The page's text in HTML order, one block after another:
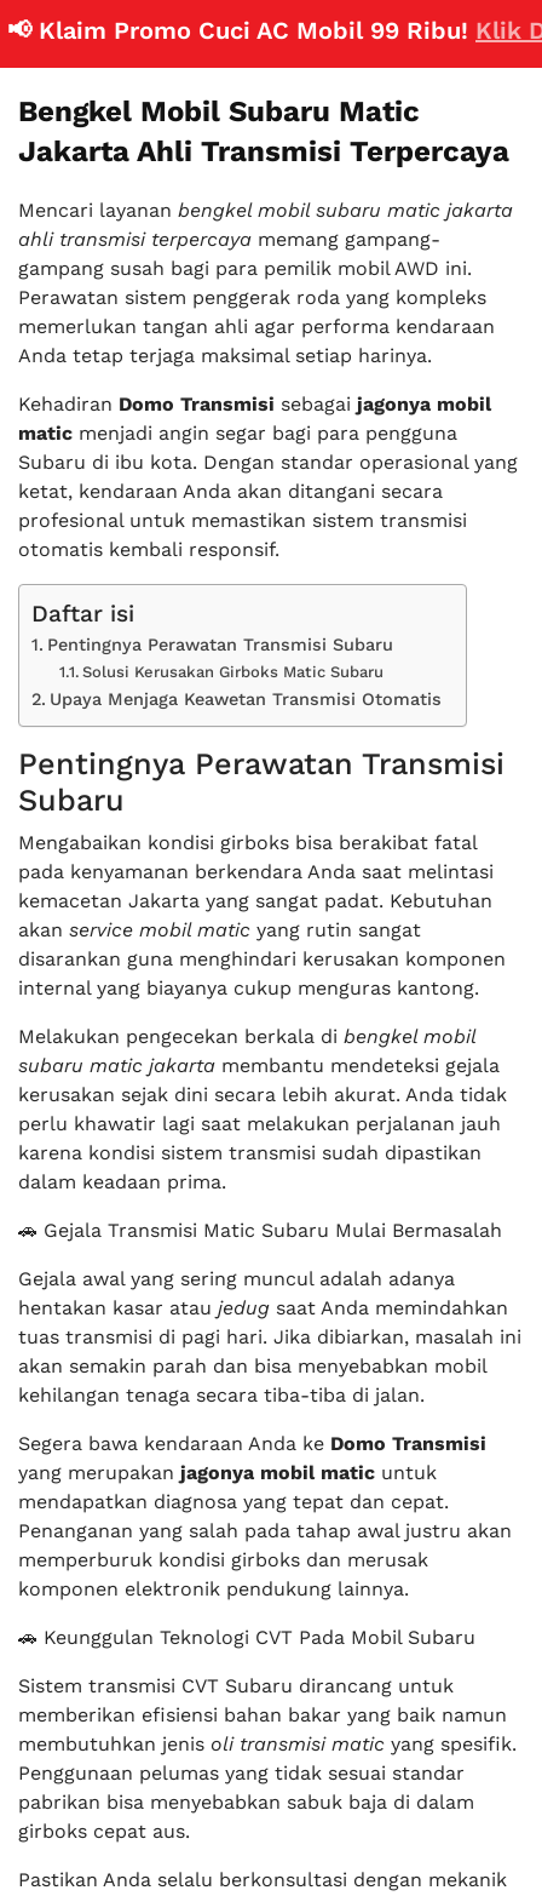
Klaim Promo Cuci AC Mobil 99 Ribu!Klik
Bengkel Mobil Subaru Matic
Jakarta Ahli Transmisi Terpercaya
Mencari layanan bengkel mobil subaru matic jakarta
ahli transmisi terpercaya memang gampang-
gampang susah bagi para pemilik mobil AWD ini.
Perawatan sistem penggerak roda yang kompleks
memerlukan tangan ahli agar performa kendaraan
Anda tetap terjaga maksimal setiap harinya.
Kehadiran Domo Transmisi sebagai jagonya mobil
matic menjadi angin segar bagi para pengguna
Subaru di ibu kota. Dengan standar operasional yang
ketat, kendaraan Anda akan ditangani secara
profesional untuk memastikan sistem transmisi
otomatis kembali responsif.
Daftar isi
Pentingnya Perawatan Transmisi Subaru
Solusi Kerusakan Girboks Matic Subaru
Upaya Menjaga Keawetan Transmisi Otomatis
Pentingnya Perawatan Transmisi
Subaru
Mengabaikan kondisi girboks bisa berakibat fatal
pada kenyamanan berkendara Anda saat melintasi
kemacetan Jakarta yang sangat padat. Kebutuhan
akan service mobil matic yang rutin sangat
disarankan guna menghindari kerusakan komponen
internal yang biayanya cukup menguras kantong.
Melakukan pengecekan berkala di bengkel mobil
subaru matic jakarta membantu mendeteksi gejala
kerusakan sejak dini secara lebih akurat. Anda tidak
perlu khawatir lagi saat melakukan perjalanan jauh
karena kondisi sistem transmisi sudah dipastikan
dalam keadaan prima.
🚗 Gejala Transmisi Matic Subaru Mulai Bermasalah
Gejala awal yang sering muncul adalah adanya
hentakan kasar atau jedug saat Anda memindahkan
tuas transmisi di pagi hari. Jika dibiarkan, masalah ini
akan semakin parah dan bisa menyebabkan mobil
kehilangan tenaga secara tiba-tiba di jalan.
Segera bawa kendaraan Anda ke Domo Transmisi
yang merupakan jagonya mobil matic untuk
mendapatkan diagnosa yang tepat dan cepat.
Penanganan yang salah pada tahap awal justru akan
memperburuk kondisi girboks dan merusak
komponen elektronik pendukung lainnya.
🚗 Keunggulan Teknologi CVT Pada Mobil Subaru
Sistem transmisi CVT Subaru dirancang untuk
memberikan efisiensi bahan bakar yang baik namun
membutuhkan jenis oli transmisi matic yang spesifik.
Penggunaan pelumas yang tidak sesuai standar
pabrikan bisa menyebabkan sabuk baja di dalam
girboks cepat aus.
Pastikan Anda selalu berkonsultasi dengan mekanik